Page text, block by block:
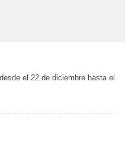
el 22 de diciembre hasta el